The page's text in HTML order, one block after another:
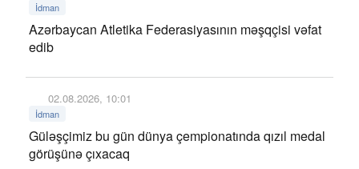
İdman
Azərbaycan Atletika Federasiyasının məşqçisi vəfat
edib
02.08.2026, 10:01
İdman
Güləşçimiz bu gün dünya çempionatında qızıl medal
görüşünə çıxacaq